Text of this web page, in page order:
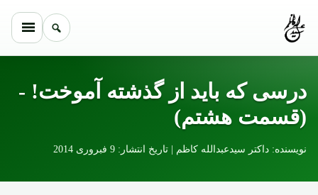
درسی که باید از گذشته آموخت! -
(قسمت هشتم)
نویسنده: داکتر سیدعبدالله کاظم | تاریخ انتشار: 9 فبروری 2014